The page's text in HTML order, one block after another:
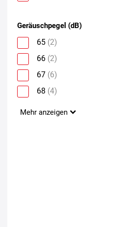
Geräuschpegel (dB)
65 (2)
66 (2)
67 (6)
68 (4)
Mehr anzeigen